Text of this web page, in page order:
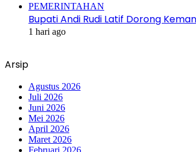
PEMERINTAHAN
Bupati Andi Rudi Latif Dorong
1 hari ago
Arsip
Agustus 2026
Juli 2026
Juni 2026
Mei 2026
April 2026
Maret 2026
Februari 2026